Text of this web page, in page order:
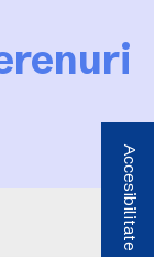
Accesibilitate